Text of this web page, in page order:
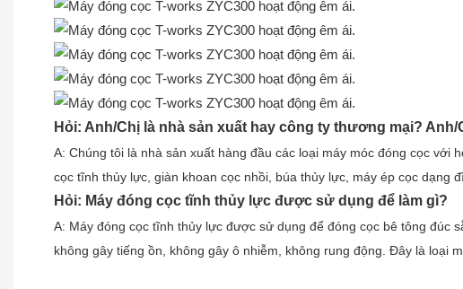
Hỏi: Anh/Chị là nhà sản xuất hay công ty thương mại?
A: Chúng tôi là nhà sản xuất hàng đầu các loại máy móc đóng cọc
cọc tĩnh thủy lực, giàn khoan cọc nhồi, búa thủy lực, máy ép cọc dạng
Hỏi: Máy đóng cọc tĩnh thủy lực được sử dụng để làm gì?
A: Máy đóng cọc tĩnh thủy lực được sử dụng để đóng cọc bê tông đúc
không gây tiếng ồn, không gây ô nhiễm, không rung động. Đây là loại